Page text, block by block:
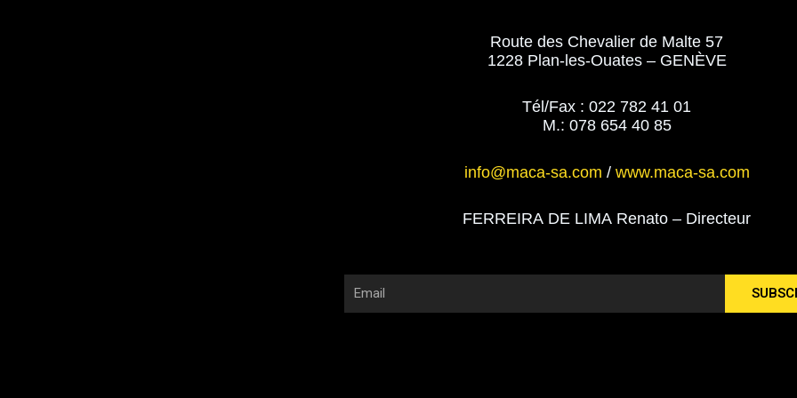
Route des Chevalier de Malte 57
1228 Plan-les-Ouates – GENÈVE
Tél/Fax : 022 782 41 01
M.: 078 654 40 85
info@maca-sa.com / www.maca-sa.com
FERREIRA DE LIMA Renato – Directeur